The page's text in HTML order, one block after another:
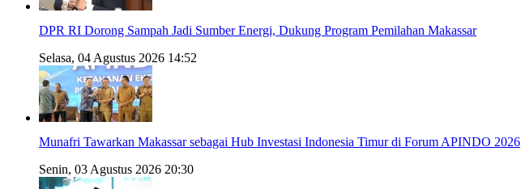
DPR RI Dorong Sampah Jadi Sumber Energi, Dukung Program Pemilahan Makassar
Selasa, 04 Agustus 2026 14:52
Munafri Tawarkan Makassar sebagai Hub Investasi Indonesia Timur di Forum APINDO 2026
Senin, 03 Agustus 2026 20:30